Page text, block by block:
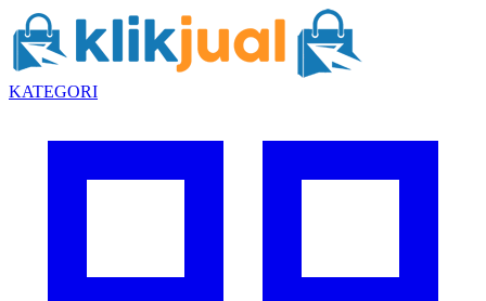
KATEGORI